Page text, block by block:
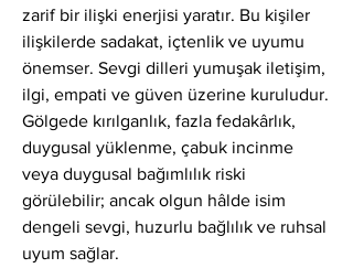
zarif bir ilişki enerjisi yaratır. Bu kişiler
ilişkilerde sadakat, içtenlik ve uyumu
önemser. Sevgi dilleri yumuşak iletişim,
ilgi, empati ve güven üzerine kuruludur.
Gölgede kırılganlık, fazla fedakârlık,
duygusal yüklenme, çabuk incinme
veya duygusal bağımlılık riski
görülebilir; ancak olgun hâlde isim
dengeli sevgi, huzurlu bağlılık ve ruhsal
uyum sağlar.